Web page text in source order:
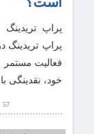
فعالیت مستمر
خود، نقدینگی
57 بازدید